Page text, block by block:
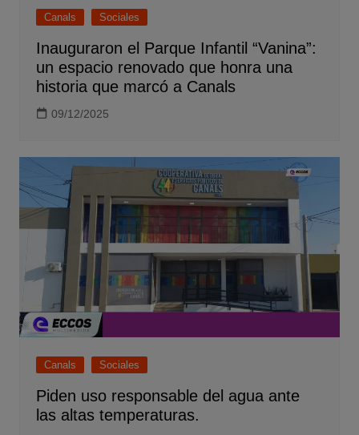
Canals Sociales
Inauguraron el Parque Infantil “Vanina”:
un espacio renovado que honra una
historia que marcó a Canals
09/12/2025
Canals Sociales
Piden uso responsable del agua ante
las altas temperaturas.